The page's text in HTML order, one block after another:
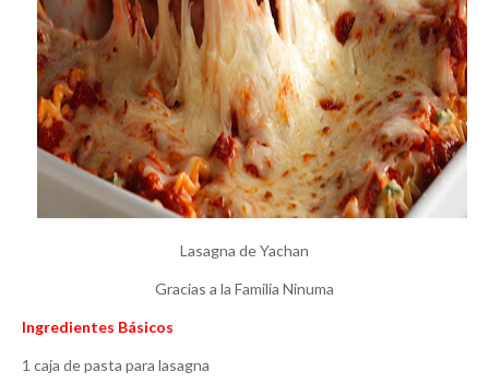
Lasagna de Yachan
Gracias a la Familia Ninuma
Ingredientes Básicos
1 caja de pasta para lasagna